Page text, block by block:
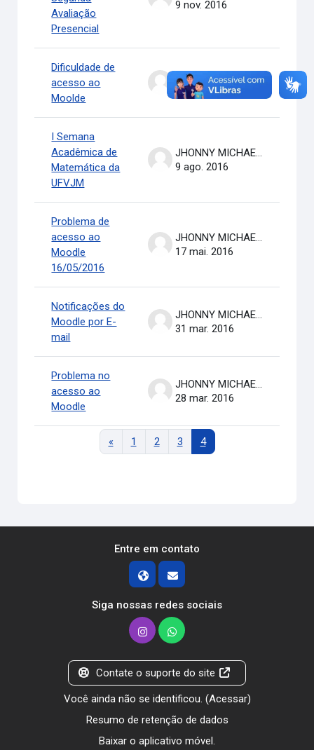
Avaliação
Presencial
9 nov. 2016
Dificuldade de
acesso ao
Moolde
JHONNY MICHAEL COSTA
7 out. 2016
I Semana
Acadêmica de
Matemática da
UFVJM
JHONNY MICHAEL COSTA
9 ago. 2016
Problema de
acesso ao
Moodle
16/05/2016
JHONNY MICHAEL COSTA
17 mai. 2016
Notificações do
Moodle por E-
mail
JHONNY MICHAEL COSTA
31 mar. 2016
Problema no
acesso ao
Moodle
JHONNY MICHAEL COSTA
28 mar. 2016
«Página anterior
1 Página 1
2Página 2
3Página 3
4Página 4
Entre em contato
Siga nossas redes sociais
Contate o suporte do site
Você ainda não se identificou. (Acessar)
Resumo de retenção de dados
Baixar o aplicativo móvel.